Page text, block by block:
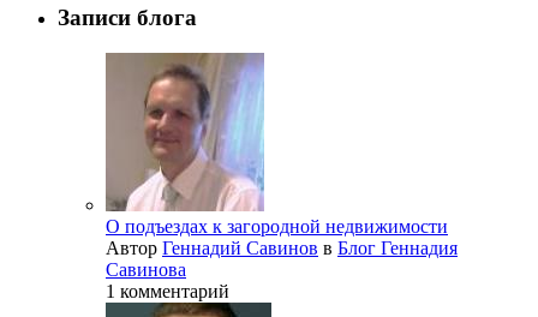
Записи блога
О подъездах к загородной недвижимости
Автор Геннадий Савинов в Блог Геннадия
Савинова
1 комментарий